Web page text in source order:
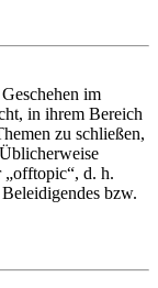
im
in ihrem Bereich
zu schließen,
„offtopic“, d. h.
bzw.